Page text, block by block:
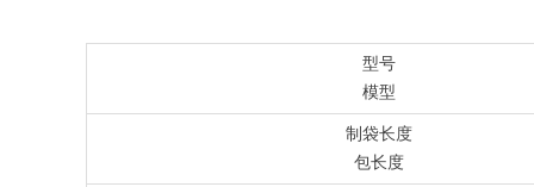
型号
模型
制袋长度
包长度